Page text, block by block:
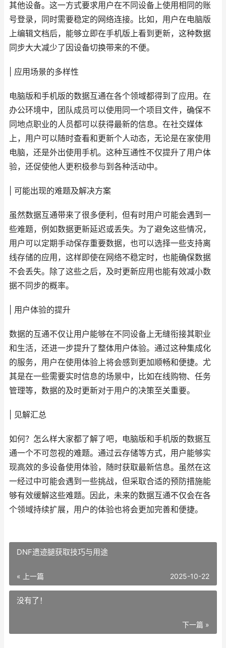
其他设备。这一方式要求用户在不同设备上使用相同的账
号登录，同时需要稳定的网络连接。比如，用户在电脑版
上编辑文档后，能够立即在手机版上看到更新，这种数据
同步大大减少了因设备切换带来的不便。
| 应用场景的多样性
电脑版和手机版的数据互通在各个领域都得到了应用。在
办公环境中，团队成员可以使用同一个项目文件，确保不
同地点职业的人员都可以获得最新的信息。在社交媒体
上，用户可以随时查看和更新个人动态，无论是在家使用
电脑，还是外出使用手机。这种互通性不仅提升了用户体
验，还促使他人更积极参与到各种活动中。
| 可能出现的难题及解决方案
虽然数据互通带来了很多便利，但有时用户可能会遇到一
些难题，例如数据更新延迟或丢失。为了避免这些情况，
用户可以定期手动保存重要数据，也可以选择一些支持离
线存储的应用，这样即使在网络不稳定时，也能确保数据
不会丢失。除了这些之后，及时更新应用也能有效减小数
据不同步的概率。
| 用户体验的提升
数据的互通不仅让用户能够在不同设备上无缝衔接其职业
和生活，还进一步提升了整体用户体验。通过这种集成化
的服务，用户在使用体验上将会感到更加顺畅和便捷。尤
其是在一些需要实时信息的场景中，比如在线购物、任务
管理等，数据的及时更新对于用户的决策至关重要。
| 见解汇总
如何？怎么样大家都了解了吧，电脑版和手机版的数据互
通一个不可忽视的难题。通过云存储等方式，用户能够实
现高效的多设备使用体验，随时获取最新信息。虽然在这
一经过中可能会遇到一些挑战，但采取合适的预防措施能
够有效缓解这些难题。因此，未来的数据互通不仅会在各
个领域持续扩展，用户的体验也将会更加完善和便捷。
DNF遗迹腿获取技巧与用途
« 上一篇 2025-10-22
没有了！
下一篇 »